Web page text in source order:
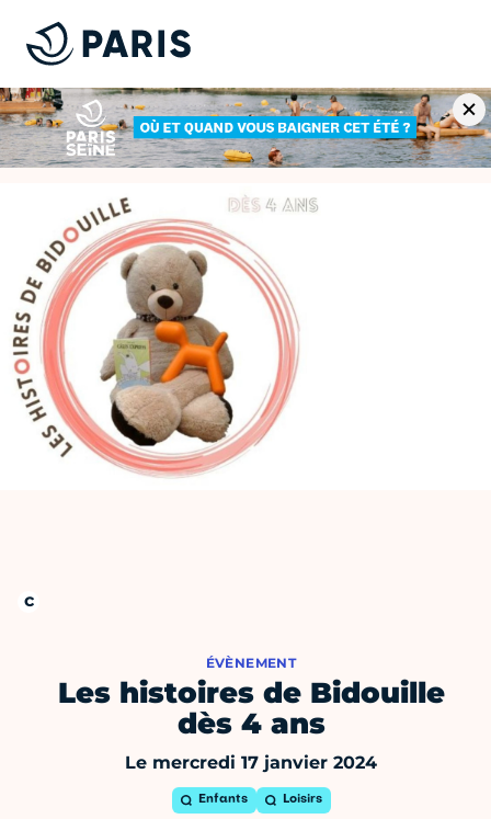
ÉVÈNEMENT
Les histoires de Bidouille
dès 4 ans
Le mercredi 17 janvier 2024
Enfants Loisirs